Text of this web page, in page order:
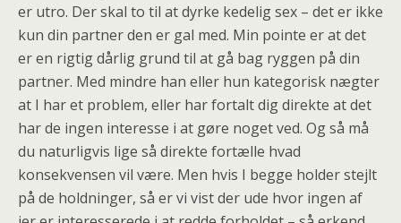
er utro. Der skal to til at dyrke kedelig sex – det er ikke
kun din partner den er gal med. Min pointe er at det
er en rigtig dårlig grund til at gå bag ryggen på din
partner. Med mindre han eller hun kategorisk nægter
at I har et problem, eller har fortalt dig direkte at det
har de ingen interesse i at gøre noget ved. Og så må
du naturligvis lige så direkte fortælle hvad
konsekvensen vil være. Men hvis I begge holder stejlt
på de holdninger, så er vi vist der ude hvor ingen af